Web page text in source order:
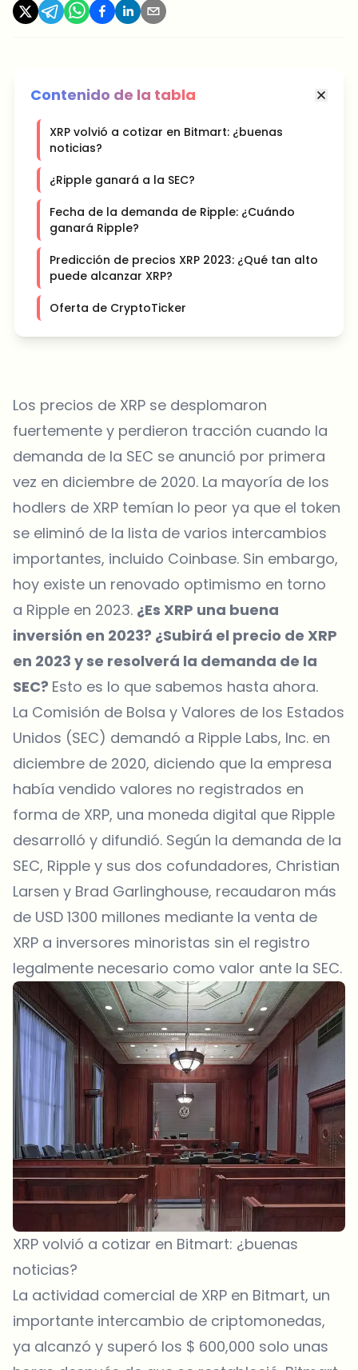
Contenido de la tabla
XRP volvió a cotizar en Bitmart: ¿buenas
noticias?
¿Ripple ganará a la SEC?
Fecha de la demanda de Ripple: ¿Cuándo
ganará Ripple?
Predicción de precios XRP 2023: ¿Qué tan alto
puede alcanzar XRP?
Oferta de CryptoTicker
Los precios de XRP se desplomaron
fuertemente y perdieron tracción cuando la
demanda de la SEC se anunció por primera
vez en diciembre de 2020. La mayoría de los
hodlers de XRP temían lo peor ya que el token
se eliminó de la lista de varios intercambios
importantes, incluido Coinbase. Sin embargo,
hoy existe un renovado optimismo en torno
a Ripple en 2023. ¿Es XRP una buena
inversión en 2023? ¿Subirá el precio de XRP
en 2023 y se resolverá la demanda de la
SEC? Esto es lo que sabemos hasta ahora.
La Comisión de Bolsa y Valores de los Estados
Unidos (SEC) demandó a Ripple Labs, Inc. en
diciembre de 2020, diciendo que la empresa
había vendido valores no registrados en
forma de XRP, una moneda digital que Ripple
desarrolló y difundió. Según la demanda de la
SEC, Ripple y sus dos cofundadores, Christian
Larsen y Brad Garlinghouse, recaudaron más
de USD 1300 millones mediante la venta de
XRP a inversores minoristas sin el registro
legalmente necesario como valor ante la SEC.
XRP volvió a cotizar en Bitmart: ¿buenas
noticias?
La actividad comercial de XRP en Bitmart, un
importante intercambio de criptomonedas,
ya alcanzó y superó los $ 600,000 solo unas